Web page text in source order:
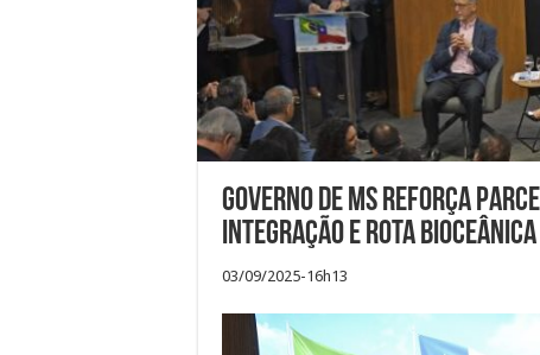
Governo de MS reforça
integração e Rota Bioceânica
03/09/2025-16h13